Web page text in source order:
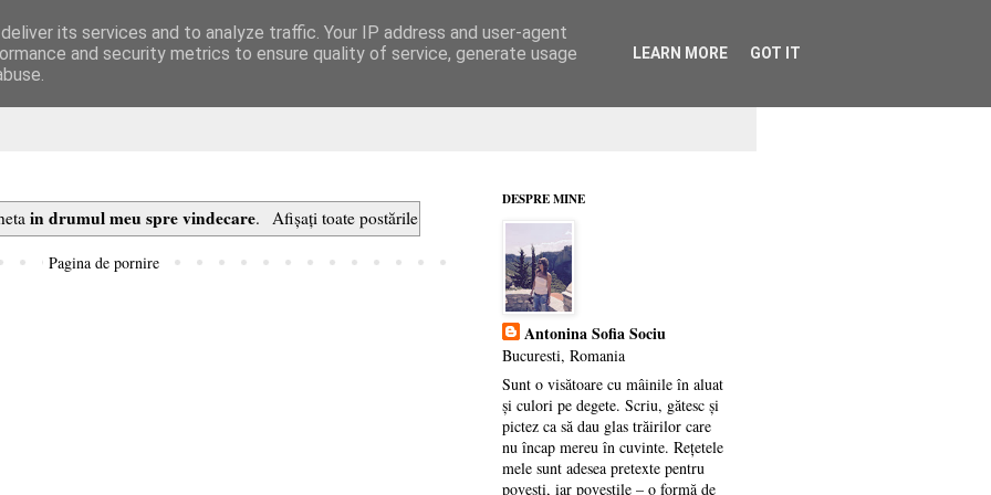
in drumul meu spre vindecare. Afișați toate postările
Pagina de pornire
DESPRE MINE
Antonina Sofia Sociu
Bucuresti, Romania
Sunt o visătoare cu mâinile în aluat
și culori pe degete. Scriu, gătesc și
pictez ca să dau glas trăirilor care
nu încap mereu în cuvinte. Rețetele
mele sunt adesea pretexte pentru
povești, iar poveștile – o formă de
its services and to analyze traffic. Your IP address and user-agent
and security metrics to ensure quality of service, generate usage
LEARN MORE GOT IT